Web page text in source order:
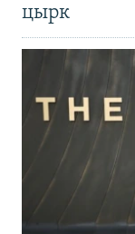
цырк